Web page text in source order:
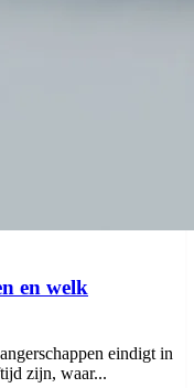
en welk
eindigt in
zijn, waar...